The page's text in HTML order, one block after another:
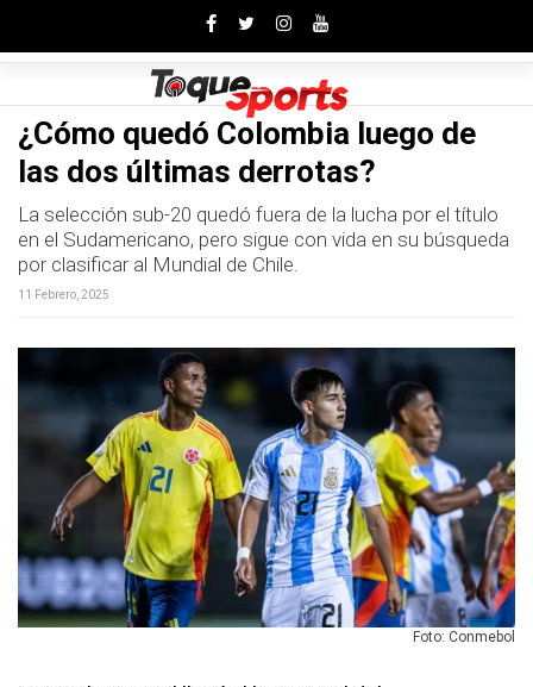
¿Cómo quedó Colombia luego de
las dos últimas derrotas?
La selección sub-20 quedó fuera de la lucha por el título
en el Sudamericano, pero sigue con vida en su búsqueda
por clasificar al Mundial de Chile.
11 Febrero, 2025
Foto: Conmebol